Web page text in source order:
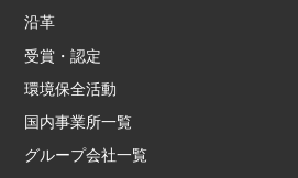
沿革
受賞・認定
環境保全活動
国内事業所一覧
グループ会社一覧